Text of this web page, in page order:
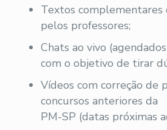
Textos complementares
pelos professores;
Chats ao vivo
com o objetivo de tirar
Vídeos com correção de
concursos anteriores da
PM-SP (datas próximas